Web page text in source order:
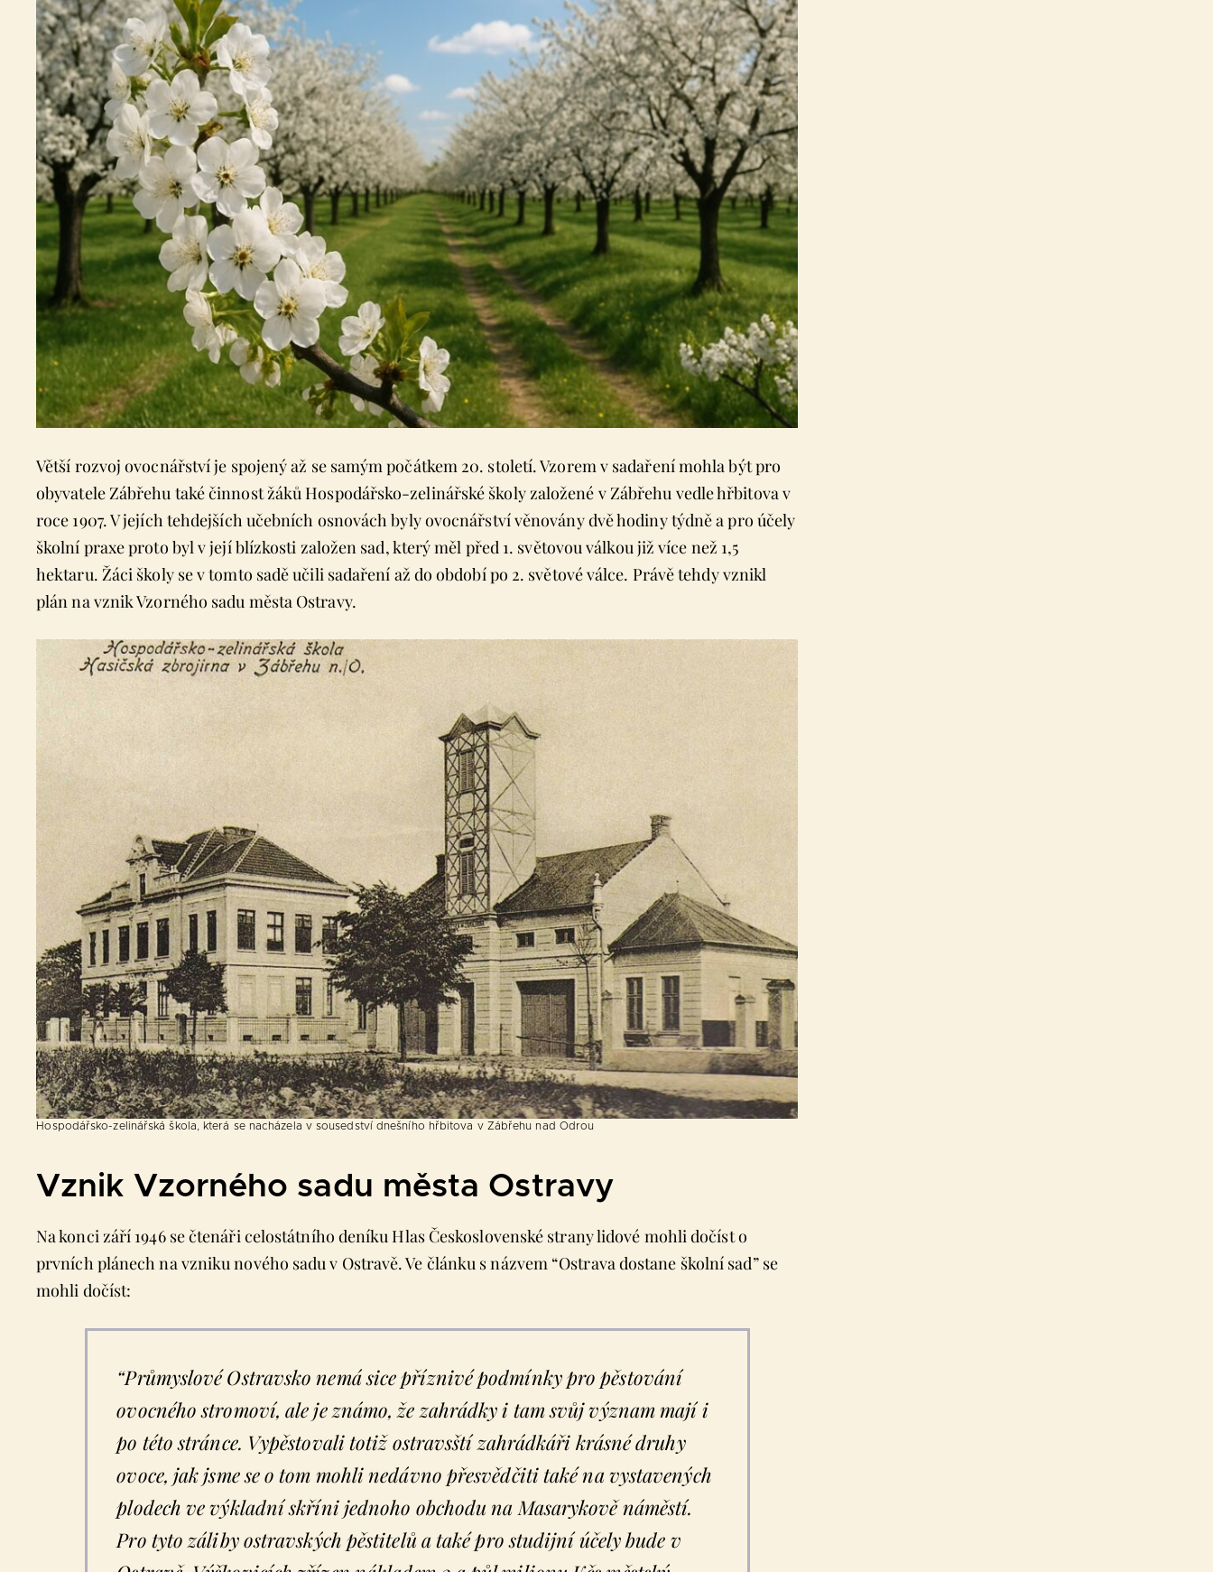
Větší rozvoj ovocnářství je spojený až se samým počátkem 20. století. Vzorem v sadaření mohla být pro
obyvatele Zábřehu také činnost žáků Hospodářsko-zelinářské školy založené v Zábřehu vedle hřbitova v
roce 1907. V jejích tehdejších učebních osnovách byly ovocnářství věnovány dvě hodiny týdně a pro účely
školní praxe proto byl v její blízkosti založen sad, který měl před 1. světovou válkou již více než 1,5
hektaru. Žáci školy se v tomto sadě učili sadaření až do období po 2. světové válce. Právě tehdy vznikl
plán na vznik Vzorného sadu města Ostravy.
Hospodářsko-zelinářská škola, která se nacházela v sousedství dnešního hřbitova v Zábřehu nad Odrou
Vznik Vzorného sadu města Ostravy
Na konci září 1946 se čtenáři celostátního deníku Hlas Československé strany lidové mohli dočíst o
prvních plánech na vzniku nového sadu v Ostravě. Ve článku s názvem “Ostrava dostane školní sad” se
mohli dočíst:
“Průmyslové Ostravsko nemá sice příznivé podmínky pro pěstování
ovocného stromoví, ale je známo, že zahrádky i tam svůj význam mají i
po této stránce. Vypěstovali totiž ostravsští zahrádkáři krásné druhy
ovoce, jak jsme se o tom mohli nedávno přesvědčiti také na vystavených
plodech ve výkladní skříni jednoho obchodu na Masarykově náměstí.
Pro tyto záliby ostravských pěstitelů a také pro studijní účely bude v